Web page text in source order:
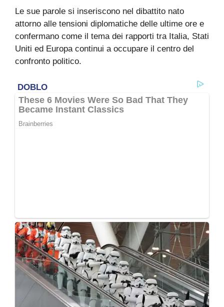
Le sue parole si inseriscono nel dibattito nato
attorno alle tensioni diplomatiche delle ultime ore e
confermano come il tema dei rapporti tra Italia, Stati
Uniti ed Europa continui a occupare il centro del
confronto politico.